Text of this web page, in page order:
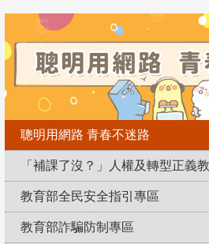
聰明用網路 青春不迷路
「補課了沒？」人權及轉型正義
教育部全民安全指引專區
教育部詐騙防制專區